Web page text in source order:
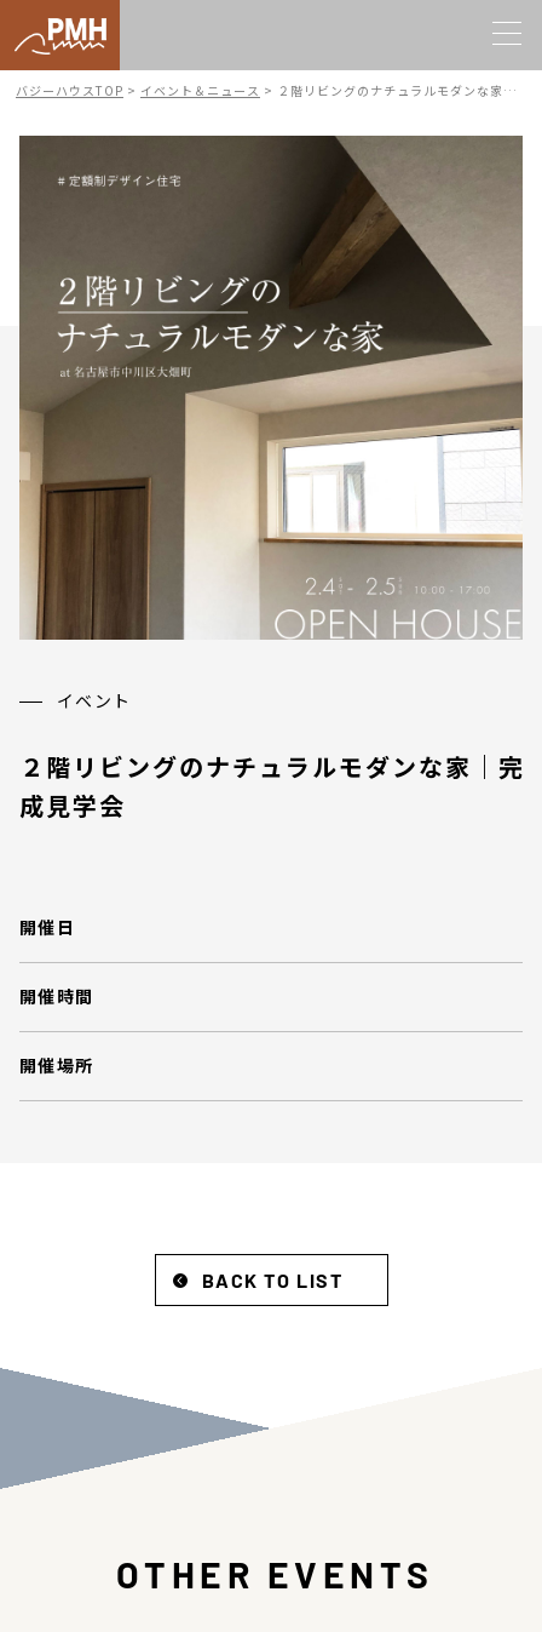
バジーハウスTOP > イベント＆ニュース > ２階リビングのナチュラルモダンな家｜完成見学会
イベント
２階リビングのナチュラルモダンな家｜完
成見学会
開催日
開催時間
開催場所
BACK TO LIST
OTHER EVENTS